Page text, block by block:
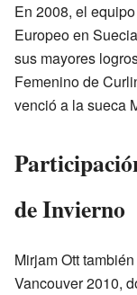
En 2008, el
Europeo en
sus mayores
Femenino de
venció a la sueca
de Invierno
Mirjam Ott
Vancouver 2010,